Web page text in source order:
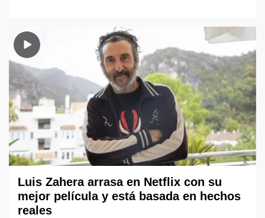
Luis Zahera arrasa en Netflix con su
mejor película y está basada en hechos
reales